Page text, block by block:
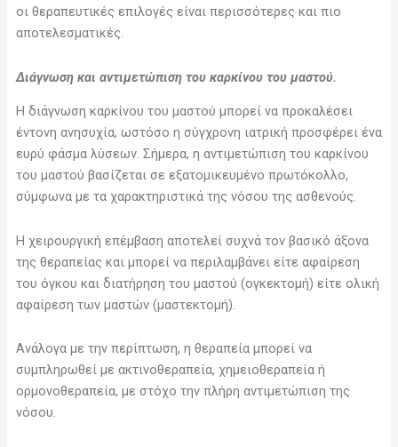
οι θεραπευτικές επιλογές είναι περισσότερες και πιο
αποτελεσματικές.
Διάγνωση και αντιμετώπιση του καρκίνου του μαστού.
Η διάγνωση καρκίνου του μαστού μπορεί να προκαλέσει
έντονη ανησυχία, ωστόσο η σύγχρονη ιατρική προσφέρει ένα
ευρύ φάσμα λύσεων. Σήμερα, η αντιμετώπιση του καρκίνου
του μαστού βασίζεται σε εξατομικευμένο πρωτόκολλο,
σύμφωνα με τα χαρακτηριστικά της νόσου της ασθενούς.
Η χειρουργική επέμβαση αποτελεί συχνά τον βασικό άξονα
της θεραπείας και μπορεί να περιλαμβάνει είτε αφαίρεση
του όγκου και διατήρηση του μαστού (ογκεκτομή) είτε ολική
αφαίρεση των μαστών (μαστεκτομή).
Ανάλογα με την περίπτωση, η θεραπεία μπορεί να
συμπληρωθεί με ακτινοθεραπεία, χημειοθεραπεία ή
ορμονοθεραπεία, με στόχο την πλήρη αντιμετώπιση της
νόσου.